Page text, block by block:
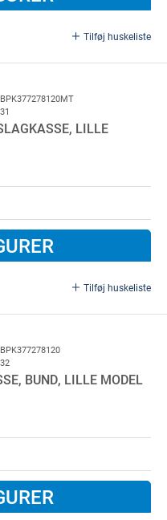
Tilføj huskeliste
LILLE
Tilføj huskeliste
BUND, LILLE MODEL